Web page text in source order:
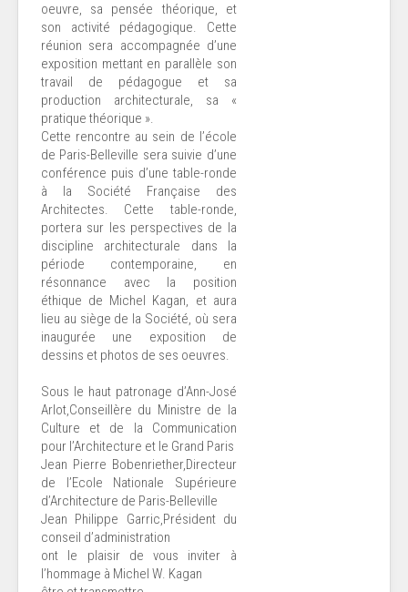
oeuvre, sa pensée théorique, et
son activité pédagogique. Cette
réunion sera accompagnée d’une
exposition mettant en parallèle son
travail de pédagogue et sa
production architecturale, sa «
pratique théorique ».
Cette rencontre au sein de l’école
de Paris-Belleville sera suivie d’une
conférence puis d’une table-ronde
à la Société Française des
Architectes. Cette table-ronde,
portera sur les perspectives de la
discipline architecturale dans la
période contemporaine, en
résonnance avec la position
éthique de Michel Kagan, et aura
lieu au siège de la Société, où sera
inaugurée une exposition de
dessins et photos de ses oeuvres.
Sous le haut patronage d’Ann-José
Arlot,Conseillère du Ministre de la
Culture et de la Communication
pour l’Architecture et le Grand Paris
Jean Pierre Bobenriether,Directeur
de l’Ecole Nationale Supérieure
d’Architecture de Paris-Belleville
Jean Philippe Garric,Président du
conseil d’administration
ont le plaisir de vous inviter à
l’hommage à Michel W. Kagan